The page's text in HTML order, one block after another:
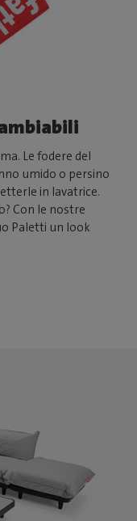
Le fodere del
umido o persino
in lavatrice.
Con le nostre
Paletti un look